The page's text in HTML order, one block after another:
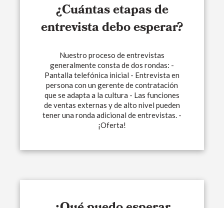
¿Cuántas etapas de
entrevista debo esperar?
Nuestro proceso de entrevistas
generalmente consta de dos rondas: -
Pantalla telefónica inicial - Entrevista en
persona con un gerente de contratación
que se adapta a la cultura - Las funciones
de ventas externas y de alto nivel pueden
tener una ronda adicional de entrevistas. -
¡Oferta!